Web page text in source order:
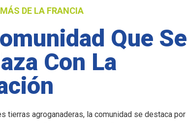
DE LA FRANCIA
Que Se
Con La
tierras agroganaderas, la comunidad se destaca por